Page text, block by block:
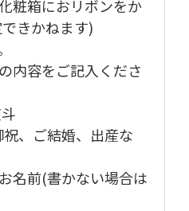
粧箱におリボンをか
きかねます)
内容をご記入くださ
、ご結婚、出産な
名前(書かない場合は